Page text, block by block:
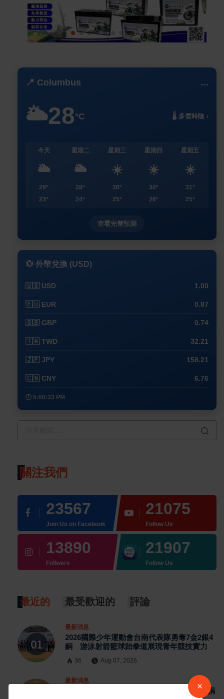
📍 Columbus ...
🌥️28°C 🌡️ 多雲時陰 ›
今天
🌥️
29°
23°
星期二
🌥️
28°
24°
星期三
☀️
30°
25°
星期四
☀️
30°
26°
星期五
☀️
31°
25°
查看完整預測
💱 外幣兌換 (USD)
🇺🇸 USD 1.00
🇪🇺 EUR 0.87
🇬🇧 GBP 0.74
🇹🇼 TWD 32.21
🇯🇵 JPY 158.21
🇨🇳 CNY 6.76
🕒 5:00:33 PM
關注我們
23567
Join Us on Facebook
21075
Follow Us
13890
Follwers
21907
Follow Us
最近的 最受歡迎的 評論
最新消息
2026國際少年運動會台南代表隊勇奪7金2銀4
銅 游泳射箭籃球跆拳道展現青年競技實力
36 Aug 07, 2026
最新消息
日本熊本強震賑災再獲支持 台灣首廟天壇捐
×